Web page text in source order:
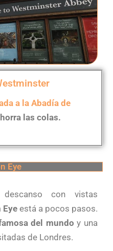
a la Abadía de
las colas.
Eye
con vistas
Eyeestá a pocos pasos.
del mundoy una
de Londres.